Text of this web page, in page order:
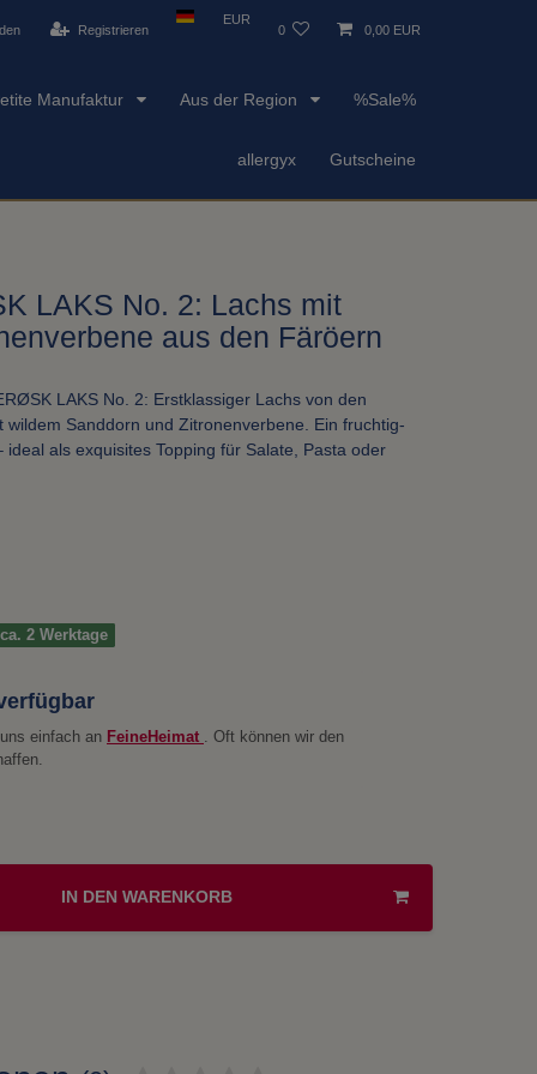
Registrieren
EUR
0 0,00 EUR
Manufaktur Aus der Region %Sale%
allergyx Gutscheine
LAKS No. 2: Lachs mit
aus den Färöern
LAKS No. 2: Erstklassiger Lachs von den
Sanddorn und Zitronenverbene. Ein fruchtig-
als exquisites Topping für Salate, Pasta oder
2 Werktage
einfach an FeineHeimat
. Oft können wir den
IN DEN WARENKORB